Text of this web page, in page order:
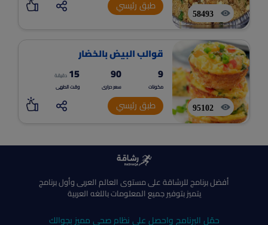
58493
طبق رئيسي
95102
قوالب البيض بالخضار
9
مكونات
90
سعر حرارى
15 دقيقة
وقت الطهى
طبق رئيسي
أفضل برنامج للرشاقة على مستوى العالم العربى وأول برنامج
يتميز بتوفير جميع المعلومات باللغه العربية
حمّل البرنامج واحصل على نظام صحي مميز بجوالك